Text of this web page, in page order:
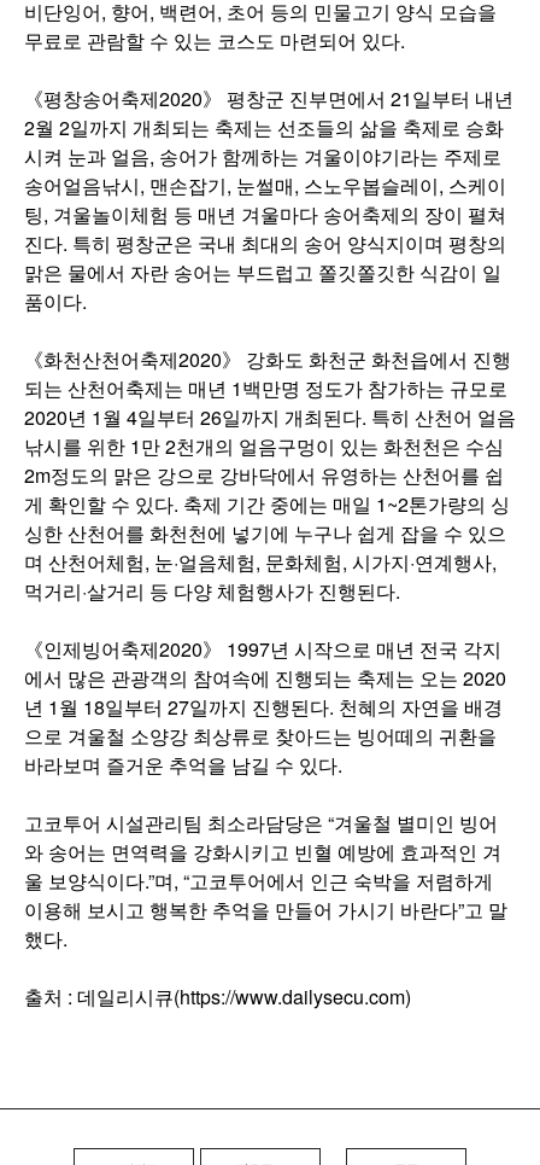
비단잉어, 향어, 백련어, 초어 등의 민물고기 양식 모습을
무료로 관람할 수 있는 코스도 마련되어 있다.
《평창송어축제2020》 평창군 진부면에서 21일부터 내년
2월 2일까지 개최되는 축제는 선조들의 삶을 축제로 승화
시켜 눈과 얼음, 송어가 함께하는 겨울이야기라는 주제로
송어얼음낚시, 맨손잡기, 눈썰매, 스노우봅슬레이, 스케이
팅, 겨울놀이체험 등 매년 겨울마다 송어축제의 장이 펼쳐
진다. 특히 평창군은 국내 최대의 송어 양식지이며 평창의
맑은 물에서 자란 송어는 부드럽고 쫄깃쫄깃한 식감이 일
품이다.
《화천산천어축제2020》 강화도 화천군 화천읍에서 진행
되는 산천어축제는 매년 1백만명 정도가 참가하는 규모로
2020년 1월 4일부터 26일까지 개최된다. 특히 산천어 얼음
낚시를 위한 1만 2천개의 얼음구멍이 있는 화천천은 수심
2m정도의 맑은 강으로 강바닥에서 유영하는 산천어를 쉽
게 확인할 수 있다. 축제 기간 중에는 매일 1~2톤가량의 싱
싱한 산천어를 화천천에 넣기에 누구나 쉽게 잡을 수 있으
며 산천어체험, 눈·얼음체험, 문화체험, 시가지·연계행사,
먹거리·살거리 등 다양 체험행사가 진행된다.
《인제빙어축제2020》 1997년 시작으로 매년 전국 각지
에서 많은 관광객의 참여속에 진행되는 축제는 오는 2020
년 1월 18일부터 27일까지 진행된다. 천혜의 자연을 배경
으로 겨울철 소양강 최상류로 찾아드는 빙어떼의 귀환을
바라보며 즐거운 추억을 남길 수 있다.
고코투어 시설관리팀 최소라담당은 “겨울철 별미인 빙어
와 송어는 면역력을 강화시키고 빈혈 예방에 효과적인 겨
울 보양식이다.”며, “고코투어에서 인근 숙박을 저렴하게
이용해 보시고 행복한 추억을 만들어 가시기 바란다”고 말
했다.
출처 : 데일리시큐(https://www.dailysecu.com)